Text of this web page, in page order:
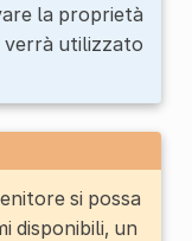
la proprietà
verrà utilizzato
si possa
disponibili, un